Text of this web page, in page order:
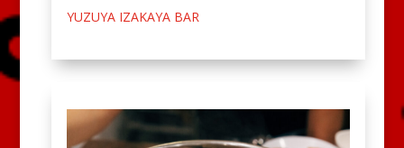
YUZUYA IZAKAYA BAR